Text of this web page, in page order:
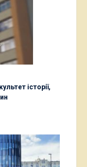
історії,